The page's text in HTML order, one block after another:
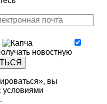
новостную
вы
условиями
.